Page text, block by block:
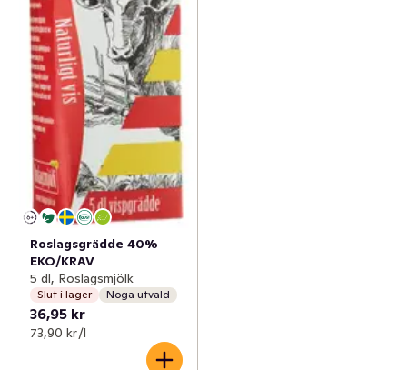
Roslagsgrädde 40%
EKO/KRAV
5 dl, Roslagsmjölk
Slut i lager Noga utvald
36,95 kr
73,90 kr /l